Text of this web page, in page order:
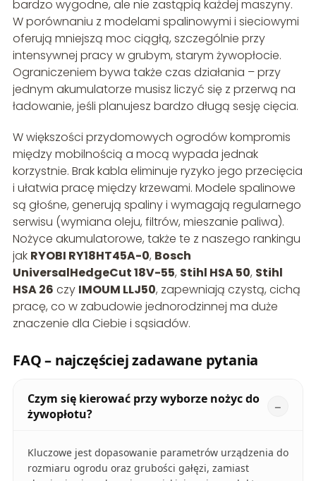
bardzo wygodne, ale nie zastąpią każdej maszyny.
W porównaniu z modelami spalinowymi i sieciowymi
oferują mniejszą moc ciągłą, szczególnie przy
intensywnej pracy w grubym, starym żywopłocie.
Ograniczeniem bywa także czas działania – przy
jednym akumulatorze musisz liczyć się z przerwą na
ładowanie, jeśli planujesz bardzo długą sesję cięcia.
W większości przydomowych ogrodów kompromis
między mobilnością a mocą wypada jednak
korzystnie. Brak kabla eliminuje ryzyko jego przecięcia
i ułatwia pracę między krzewami. Modele spalinowe
są głośne, generują spaliny i wymagają regularnego
serwisu (wymiana oleju, filtrów, mieszanie paliwa).
Nożyce akumulatorowe, także te z naszego rankingu
jak RYOBI RY18HT45A-0, Bosch
UniversalHedgeCut 18V-55, Stihl HSA 50, Stihl
HSA 26 czy IMOUM LLJ50, zapewniają czystą, cichą
pracę, co w zabudowie jednorodzinnej ma duże
znaczenie dla Ciebie i sąsiadów.
FAQ – najczęściej zadawane pytania
Czym się kierować przy wyborze nożyc do
żywopłotu?
Kluczowe jest dopasowanie parametrów urządzenia do
rozmiaru ogrodu oraz grubości gałęzi, zamiast